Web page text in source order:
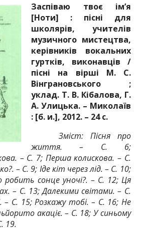
Заспіваю твоє ім’я
[Ноти] : пісні для
школярів, учителів
музичного мистецтва,
керівників вокальних
гуртків, виконавців /
пісні на вірші М. С.
Вінграновського ;
уклад. Т. В. Кібалова, Г.
А. Улицька. – Миколаїв
: [б. и.], 2012. – 24 с.
Зміст: Пісня про
життя. – С. 6;
– С. 7; Перша колискова. – С.
– С. 9; Іде кіт через лід. – С. 10;
сонце уночі?. – С. 12; Ця
– С. 13; Далекими світами. – С.
– С. 15; Розкажу тобі. – С. 16; Не
акаціє. – С. 18; У синьому
19.